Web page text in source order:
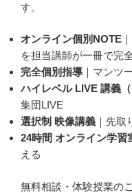
す。
オンライン個別NOTE
を担当講師が一冊で完
完全個別指導 ｜マンツ
ハイレベル LIVE 講義（
集団LIVE
選択制 映像講義 ｜先
24時間 オンライン学習
える
無料相談・体験授業の